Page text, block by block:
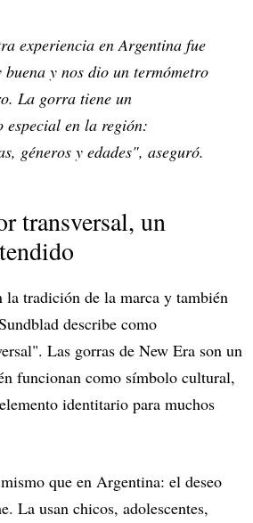
experiencia en Argentina fue
buena y nos dio un termómetro
La gorra tiene un
especial en la región:
géneros y edades", aseguró.
transversal, un
la tradición de la marca y también
describe como
Las gorras de New Era son un
funcionan como símbolo cultural,
identitario para muchos
que en Argentina: el deseo
La usan chicos, adolescentes,